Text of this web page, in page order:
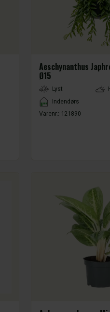
Aeschynanthus
Ø15
LightType
Lyst
Placement
Indendørs
Varenr.: 121890